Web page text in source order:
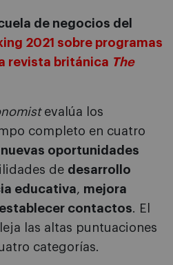
de negocios del
2021 sobre programas
revista británica The
evalúa los
completo en cuatro
oportunidades
de desarrollo
educativa, mejora
contactos. El
las altas puntuaciones
categorías.